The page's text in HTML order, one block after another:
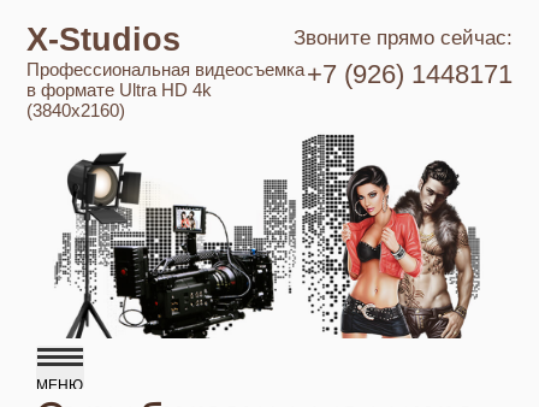
Звоните прямо сейчас:
X-Studios
+7 (926) 1448171
Профессиональная видеосъемка
в формате Ultra HD 4k
(3840x2160)